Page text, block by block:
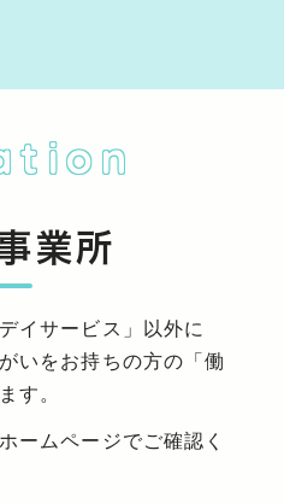
業所
イサービス」以外に
いをお持ちの方の「働
す。
ームページでご確認く